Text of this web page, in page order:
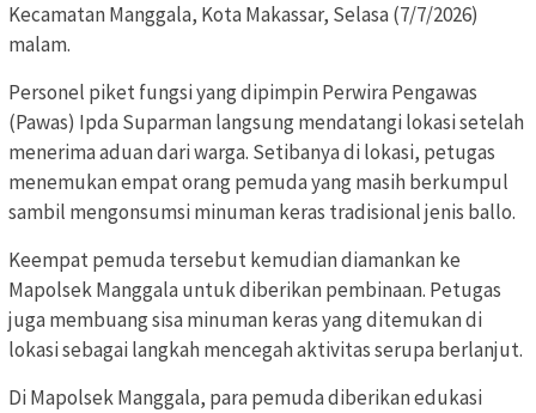
Kecamatan Manggala, Kota Makassar, Selasa (7/7/2026)
malam.
Personel piket fungsi yang dipimpin Perwira Pengawas
(Pawas) Ipda Suparman langsung mendatangi lokasi setelah
menerima aduan dari warga. Setibanya di lokasi, petugas
menemukan empat orang pemuda yang masih berkumpul
sambil mengonsumsi minuman keras tradisional jenis ballo.
Keempat pemuda tersebut kemudian diamankan ke
Mapolsek Manggala untuk diberikan pembinaan. Petugas
juga membuang sisa minuman keras yang ditemukan di
lokasi sebagai langkah mencegah aktivitas serupa berlanjut.
Di Mapolsek Manggala, para pemuda diberikan edukasi